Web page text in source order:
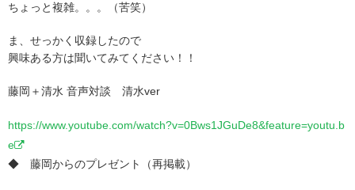
ちょっと複雑。。。（苦笑）
ま、せっかく収録したので
興味ある方は聞いてみてください！！
藤岡＋清水 音声対談 清水ver
https://www.youtube.com/watch?v=0Bws1JGuDe8&feature=youtu.b
e
◆ 藤岡からのプレゼント（再掲載）